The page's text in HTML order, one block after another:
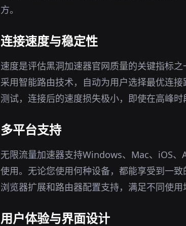
方。
连接速度与稳定性
速度是评估黑洞加速器官网质量的关键指标
采用智能路由技术，自动为用户选择最优连
测试，连接后的速度损失极小，即使在高峰时
多平台支持
无限流量加速器支持Windows、Mac、iOS
使用。无论您使用何种设备，都能享受到一
浏览器扩展和路由器配置支持，满足不同使用
用户体验与界面设计